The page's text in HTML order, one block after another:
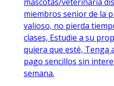
miembros senior de la
valioso, no pierda
clases, Estudie a su
quiera que esté, Tenga
pago sencillos sin
semana.